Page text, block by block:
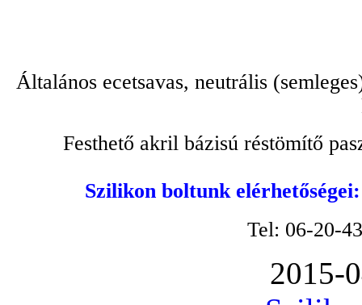
Általános ecetsavas, neutrális
Festhető akril bázisú réstömítő
Szilikon boltunk
Tel: 06-20-
2015-